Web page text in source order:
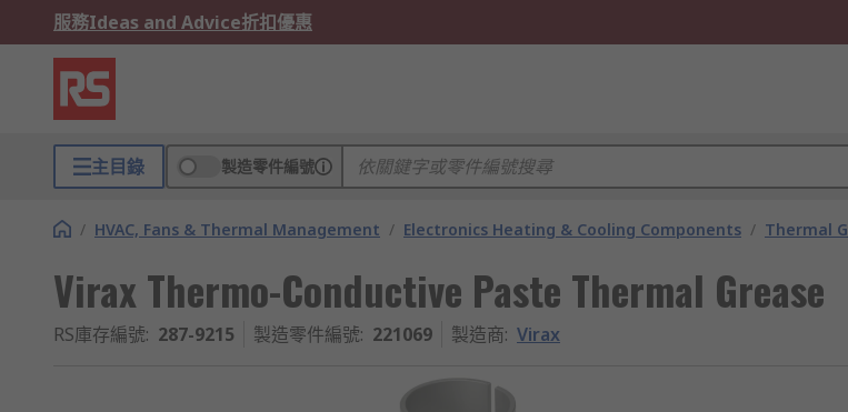
服務Ideas and Advice折扣優惠
主目錄 製造零件編號
/ HVAC, Fans & Thermal Management / Electronics Heating & Cooling Components / Thermal
Virax Thermo-Conductive Paste Thermal Grease
RS庫存編號: 287-9215 製造零件編號: 221069 製造商: Virax